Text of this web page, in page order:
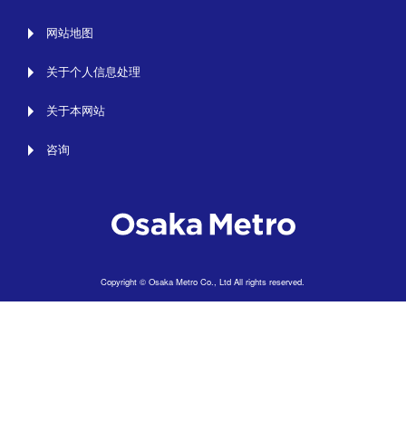
网站地图
关于个人信息处理
关于本网站
咨询
Copyright © Osaka Metro Co., Ltd All rights reserved.